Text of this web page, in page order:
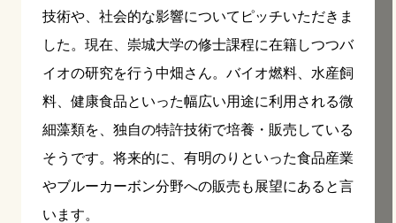
技術や、社会的な影響についてピッチいただきま
した。現在、崇城大学の修士課程に在籍しつつバ
イオの研究を行う中畑さん。バイオ燃料、水産飼
料、健康食品といった幅広い用途に利用される微
細藻類を、独自の特許技術で培養・販売している
そうです。将来的に、有明のりといった食品産業
やブルーカーボン分野への販売も展望にあると言
います。